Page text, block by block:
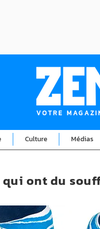
VOTRE
Culture Médias
qui ont du